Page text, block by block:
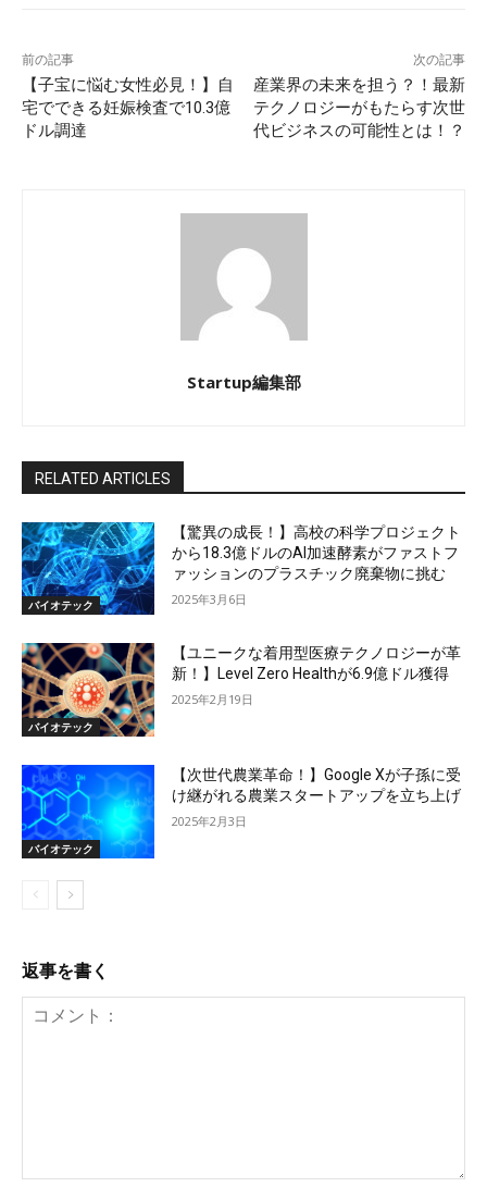
前の記事
【子宝に悩む女性必見！】自
宅でできる妊娠検査で10.3億
ドル調達
次の記事
産業界の未来を担う？！最新
テクノロジーがもたらす次世
代ビジネスの可能性とは！？
Startup編集部
RELATED ARTICLES
バイオテック
【驚異の成長！】高校の科学プロジェクト
から18.3億ドルのAI加速酵素がファストフ
ァッションのプラスチック廃棄物に挑む
2025年3月6日
バイオテック
【ユニークな着用型医療テクノロジーが革
新！】Level Zero Healthが6.9億ドル獲得
2025年2月19日
バイオテック
【次世代農業革命！】Google Xが子孫に受
け継がれる農業スタートアップを立ち上げ
2025年2月3日
返事を書く